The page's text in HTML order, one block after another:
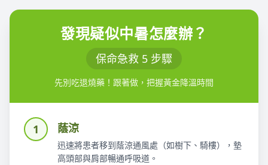
發現疑似中暑怎麼辦？
保命急救 5 步驟
先別吃退燒藥！跟著做，把握黃金降溫時間
1 蔭涼
迅速將患者移到蔭涼通風處（如樹下、騎樓），墊
高頭部與肩部暢通呼吸道。